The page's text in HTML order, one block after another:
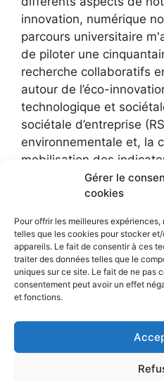
Gérer le
cookies
Pour offrir les meilleures
telles que les cookies pour stocker
appareils. Le fait de consentir à ces
traiter des données telles que le
uniques sur ce site. Le fait de ne pas
consentement peut avoir un effet
et fonctions.
innovation, numérique
parcours universitaire
de piloter une
recherche collaboratifs
autour de l’éco-
technologique et
sociétale d’entreprise
environnementale et, la
mobilisation des
développement